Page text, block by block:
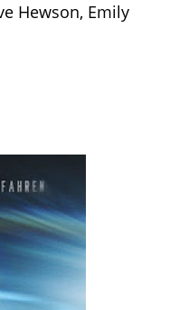
Hewson, Emily